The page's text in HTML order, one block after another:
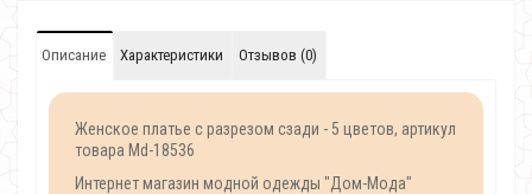
Описание Характеристики Отзывов (0)
Женское платье с разрезом сзади - 5 цветов, артикул
товара Md-18536
Интернет магазин модной одежды "Дом-Мода"